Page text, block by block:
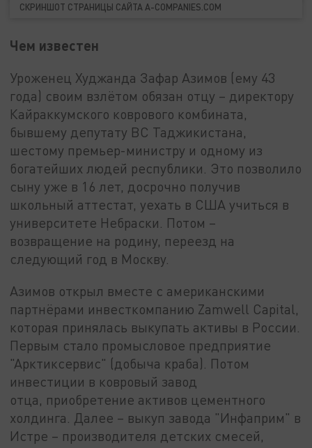
СКРИНШОТ СТРАНИЦЫ САЙТА A-COMPANIES.COM
Чем известен
Уроженец Худжанда Зафар Азимов (ему 43
года) своим взлётом обязан отцу – директору
Кайраккумского коврового комбината,
бывшему депутату ВС Таджикистана,
шестому премьер-министру и одному из
богатейших людей республики. Это позволило
сыну уже в 16 лет, досрочно получив
школьный аттестат, уехать в США учиться в
университете Небраски. Потом –
возвращение на родину, переезд на
следующий год в Москву.
Азимов открыл вместе с американскими
партнёрами инвесткомпанию Zamwell Capital,
которая принялась выкупать активы в России.
Первым стало промысловое предприятие
"Арктиксервис" (добыча краба). Потом
инвестиции в ковровый завод
отца, приобретение активов цементного
холдинга. Далее – выкуп завода "Инфаприм" в
Истре – производителя детских смесей,